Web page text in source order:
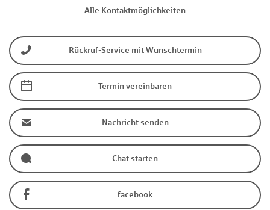
Alle Kontaktmöglichkeiten
Rückruf-Service mit Wunschtermin
Termin vereinbaren
Nachricht senden
Chat starten
facebook